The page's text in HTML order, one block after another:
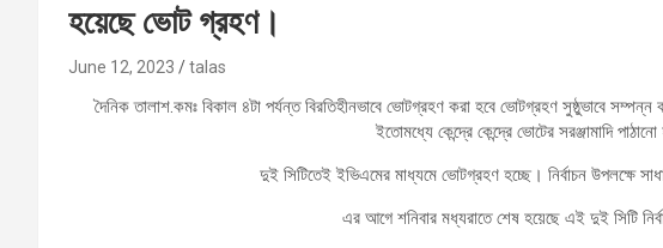
হয়েছে ভোট গ্রহণ।
June 12, 2023 talas
দৈনিক তালাশ.কমঃ বিকাল ৪টা পর্যন্ত বিরতিহীনভাবে ভোটগ্রহণ করা হবে ভোটগ্রহণ সুষ্ঠুভাবে
ইতোমধ্যে কেন্দ্রে কেন্দ্রে ভোটের সরঞ্জামাদি
দুই সিটিতেই ইভিএমের মাধ্যমে ভোটগ্রহণ হচ্ছে। নির্বাচন উপলক্ষে
এর আগে শনিবার মধ্যরাতে শেষ হয়েছে এই দুই সিটি